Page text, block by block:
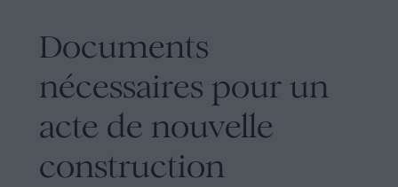
Documents
nécessaires pour un
acte de nouvelle
construction